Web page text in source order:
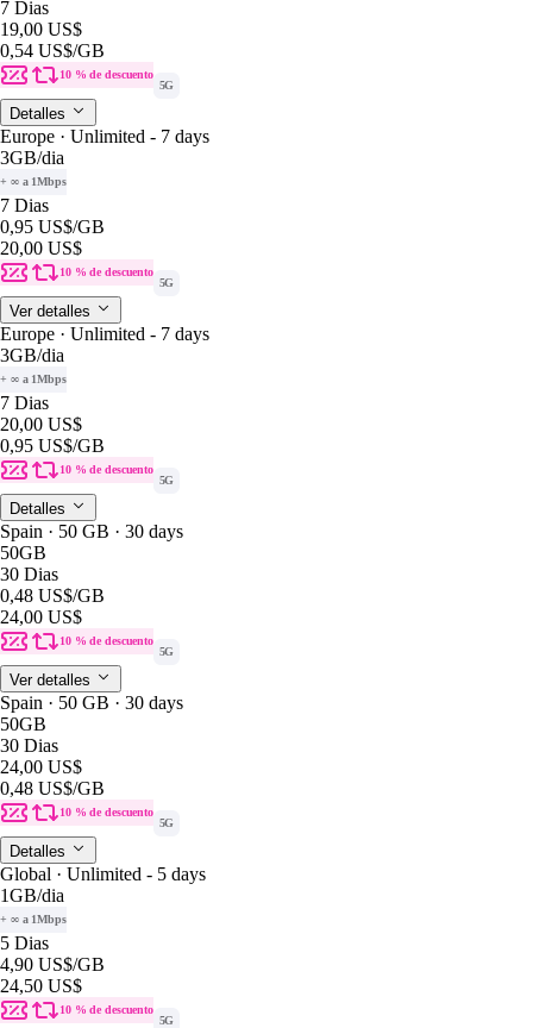
7 Dias
19,00 US$
0,54 US$/GB
10 % de descuento
5G
Detalles
Europe · Unlimited - 7 days
3GB/dia
+ ∞ a 1Mbps
7 Dias
0,95 US$/GB
20,00 US$
10 % de descuento
5G
Ver detalles
Europe · Unlimited - 7 days
3GB/dia
+ ∞ a 1Mbps
7 Dias
20,00 US$
0,95 US$/GB
10 % de descuento
5G
Detalles
Spain · 50 GB · 30 days
50GB
30 Dias
0,48 US$/GB
24,00 US$
10 % de descuento
5G
Ver detalles
Spain · 50 GB · 30 days
50GB
30 Dias
24,00 US$
0,48 US$/GB
10 % de descuento
5G
Detalles
Global · Unlimited - 5 days
1GB/dia
+ ∞ a 1Mbps
5 Dias
4,90 US$/GB
24,50 US$
10 % de descuento
5G